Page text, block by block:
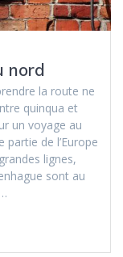
nord
la route ne
quinqua et
un voyage au
partie de l’Europe
lignes,
sont au